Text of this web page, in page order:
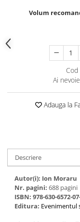
Volum
Cod
Ai
Adauga la
Descriere
Autor(i): Ion Moraru
Nr. pagini: 688 pagini
ISBN: 978-630-6572-
Editura: Evenimentul